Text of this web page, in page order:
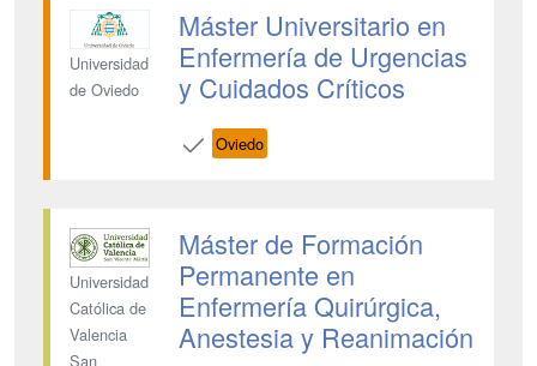
Universidad
de Oviedo
Máster Universitario en
Enfermería de Urgencias
y Cuidados Críticos
Oviedo
Universidad
Católica de
Valencia
San
Máster de Formación
Permanente en
Enfermería Quirúrgica,
Anestesia y Reanimación